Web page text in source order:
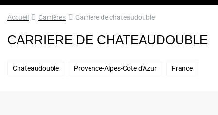
Accueil Carrières Carriere de chateaudouble
CARRIERE DE CHATEAUDOUBLE
Chateaudouble Provence-Alpes-Côte d'Azur France